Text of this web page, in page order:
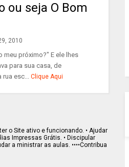
ou seja O Bom
2010
meu próximo?" E ele lhes
para sua casa, de
rua esc... Clique Aqui
o Site ativo e funcionando. • Ajudar
Impressas Grátis. • Discipular
a ministrar as aulas. ••••Contribua